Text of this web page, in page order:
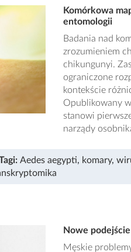
Komórkowa
entomologii
Badania nad
zrozumieniem
chikungunyi.
ograniczone
kontekście
Opublikowany
stanowi
narządy
Aedes aegypti, komary,
Nowe
Męskie